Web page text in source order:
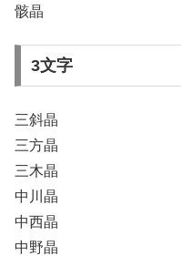
骸晶
3文字
三斜晶
三方晶
三木晶
中川晶
中西晶
中野晶